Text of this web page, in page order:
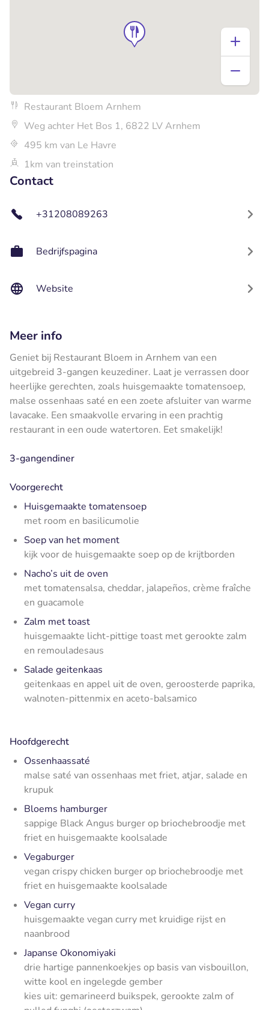
Restaurant Bloem Arnhem
Weg achter Het Bos 1, 6822 LV Arnhem
495 km van Le Havre
1km van treinstation
Contact
+31208089263
Bedrijfspagina
Website
Meer info
Geniet bij Restaurant Bloem in Arnhem van een
uitgebreid 3-gangen keuzediner. Laat je verrassen door
heerlijke gerechten, zoals huisgemaakte tomatensoep,
malse ossenhaas saté en een zoete afsluiter van warme
lavacake. Een smaakvolle ervaring in een prachtig
restaurant in een oude watertoren. Eet smakelijk!
3-gangendiner
Voorgerecht
Huisgemaakte tomatensoep
met room en basilicumolie
Soep van het moment
kijk voor de huisgemaakte soep op de krijtborden
Nacho’s uit de oven
met tomatensalsa, cheddar, jalapeños, crème fraîche
en guacamole
Zalm met toast
huisgemaakte licht-pittige toast met gerookte zalm
en remouladesaus
Salade geitenkaas
geitenkaas en appel uit de oven, geroosterde paprika,
walnoten-pittenmix en aceto-balsamico
Hoofdgerecht
Ossenhaassaté
malse saté van ossenhaas met friet, atjar, salade en
krupuk
Bloems hamburger
sappige Black Angus burger op briochebroodje met
friet en huisgemaakte koolsalade
Vegaburger
vegan crispy chicken burger op briochebroodje met
friet en huisgemaakte koolsalade
Vegan curry
huisgemaakte vegan curry met kruidige rijst en
naanbrood
Japanse Okonomiyaki
drie hartige pannenkoekjes op basis van visbouillon,
witte kool en ingelegde gember
kies uit: gemarineerd buikspek, gerookte zalm of